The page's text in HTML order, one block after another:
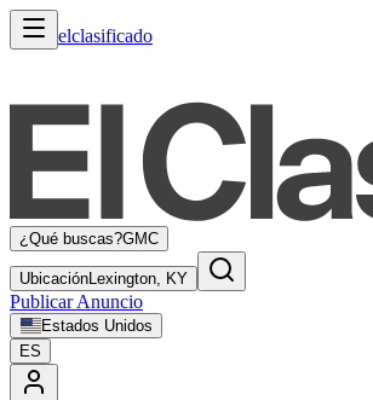
elclasificado
¿Qué buscas?GMC
UbicaciónLexington, KY
Publicar Anuncio
Estados Unidos
ES